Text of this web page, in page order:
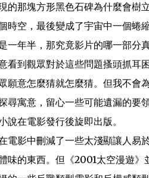
的那塊方形黑色石碑為什麼會樹
時空，最後變成了宇宙中一個蜷
一年半，那究竟影片的哪一部分
看到觀眾對於這些問題搔頭抓
願意怎麼猜就怎麼猜。但我不會
尋寓意，留心一些可能遺漏的
說在電影發行後旋即出版。
電影中刪減了一些太淺顯讓人易
味的東西。但《2001太空漫遊